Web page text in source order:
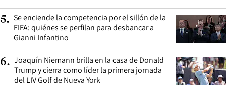
5. Se enciende la competencia por el sillón de la
FIFA: quiénes se perfilan para desbancar a
Gianni Infantino
6. Joaquín Niemann brilla en la casa de Donald
Trump y cierra como líder la primera jornada
del LIV Golf de Nueva York